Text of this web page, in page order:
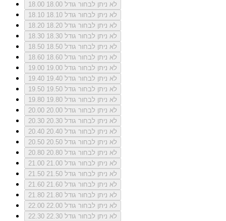
18.00
לא ניתן לבחור גודל 18.00
18.10
לא ניתן לבחור גודל 18.10
18.20
לא ניתן לבחור גודל 18.20
18.30
לא ניתן לבחור גודל 18.30
18.50
לא ניתן לבחור גודל 18.50
18.60
לא ניתן לבחור גודל 18.60
19.00
לא ניתן לבחור גודל 19.00
19.40
לא ניתן לבחור גודל 19.40
19.50
לא ניתן לבחור גודל 19.50
19.80
לא ניתן לבחור גודל 19.80
20.00
לא ניתן לבחור גודל 20.00
20.30
לא ניתן לבחור גודל 20.30
20.40
לא ניתן לבחור גודל 20.40
20.50
לא ניתן לבחור גודל 20.50
20.80
לא ניתן לבחור גודל 20.80
21.00
לא ניתן לבחור גודל 21.00
21.50
לא ניתן לבחור גודל 21.50
21.60
לא ניתן לבחור גודל 21.60
21.80
לא ניתן לבחור גודל 21.80
22.00
לא ניתן לבחור גודל 22.00
22.30
לא ניתן לבחור גודל 22.30